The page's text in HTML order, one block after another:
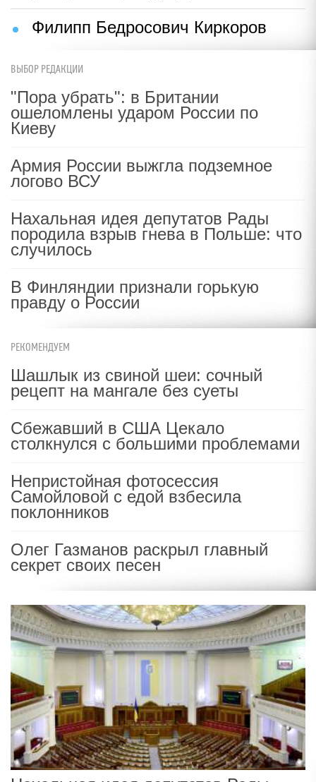
Филипп Бедросович Киркоров
ВЫБОР РЕДАКЦИИ
"Пора убрать": в Британии
ошеломлены ударом России по
Киеву
Армия России выжгла подземное
логово ВСУ
Нахальная идея депутатов Рады
породила взрыв гнева в Польше: что
случилось
В Финляндии признали горькую
правду о России
РЕКОМЕНДУЕМ
Шашлык из свиной шеи: сочный
рецепт на мангале без суеты
Сбежавший в США Цекало
столкнулся с большими проблемами
Непристойная фотосессия
Самойловой с едой взбесила
поклонников
Олег Газманов раскрыл главный
секрет своих песен